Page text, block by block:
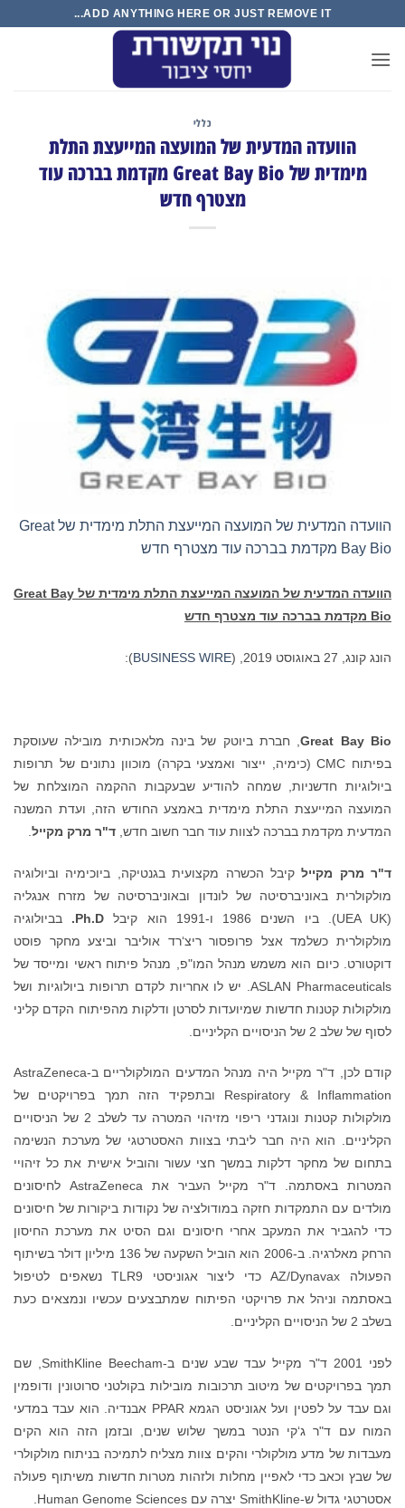
content
ADD ANYTHING HERE OR JUST REMOVE IT...
כללי
הוועדה המדעית של המועצה המייעצת התלת
מימדית של Great Bay Bio מקדמת בברכה עוד
מצטרף חדש
הוועדה המדעית של המועצה המייעצת התלת מימדית של Great
Bay Bio מקדמת בברכה עוד מצטרף חדש
הוועדה המדעית של המועצה המייעצת התלת מימדית של Great Bay
Bio מקדמת בברכה עוד מצטרף חדש
הונג קונג, 27 באוגוסט 2019, ( BUSINESS WIRE
):
Great Bay Bio, חברת ביוטק של בינה מלאכותית מובילה שעוסקת
בפיתוח CMC (כימיה, ייצור ואמצעי בקרה) מוכוון נתונים של תרופות
ביולוגיות חדשניות, שמחה להודיע שבעקבות ההקמה המוצלחת של
המועצה המייעצת התלת מימדית באמצע החודש הזה, ועדת המשנה
המדעית מקדמת בברכה לצוות עוד חבר חשוב חדש, ד"ר מרק מקייל
ד"ר מרק מקיילקיבל הכשרה מקצועית בגנטיקה, ביוכימיה וביולוגיה
מולקולרית באוניברסיטה של לונדון ובאוניברסיטה של מזרח אנגליה
(UEA UK). ביו השנים 1986 ו-1991 הוא קיבל
Ph.D.
בביולוגיה
מולקולרית כשלמד אצל פרופסור ריצ‘רד אוליבר וביצע מחקר פוסט
דוקטורט. כיום הוא משמש מנהל המו"פ, מנהל פיתוח ראשי ומייסד של
ASLAN Pharmaceuticals. יש לו אחריות לקדם תרופות ביולוגיות ושל
מולקולות קטנות חדשות שמיועדות לסרטן ודלקות מהפיתוח הקדם קליני
לסוף של שלב 2 של הניסויים הקליניים.
קודם לכן, ד"ר מקייל היה מנהל המדעים המולקולריים ב-AstraZeneca
Respiratory & Inflammation ובתפקיד הזה תמך בפרויקטים של
מולקולות קטנות ונוגדני ריפוי מזיהוי המטרה עד לשלב 2 של הניסויים
הקליניים. הוא היה חבר ליבתי בצוות האסטרטגי של מערכת הנשימה
בתחום של מחקר דלקות במשך חצי עשור והוביל אישית את כל זיהויי
המטרות באסתמה. ד"ר מקייל העביר את AstraZeneca לחיסונים
מולדים עם התמקדות חזקה במודולציה של נקודות ביקורות של חיסונים
כדי להגביר את המעקב אחרי חיסונים וגם הסיט את מערכת החיסון
הרחק מאלרגיה. ב-2006 הוא הוביל השקעה של 136 מיליון דולר בשיתוף
הפעולה AZ/Dynavax כדי ליצור אגוניסטי TLR9 נשאפים לטיפול
באסתמה וניהל את פרויקטי הפיתוח שמתבצעים עכשיו ונמצאים כעת
בשלב 2 של הניסויים הקליניים.
לפני 2001 ד"ר מקייל עבד שבע שנים ב-SmithKline Beecham, שם
תמך בפרויקטים של מיטוב תרכובות מובילות בקולטני סרוטונין ודופמין
וגם עבד על לפטין ועל אגוניסט הגמא PPAR אבנדיה. הוא עבד במדעי
המוח עם ד"ר ג‘קי הנטר במשך שלוש שנים, ובזמן הזה הוא הקים
מעבדות של מדע מולקולרי והקים צוות מצליח לתמיכה בניתוח מולקולרי
של שבץ וכאב כדי לאפיין מחלות ולזהות מטרות חדשות משיתוף פעולה
אסטרטגי גדול ש-SmithKline יצרה עם Human Genome Sciences.